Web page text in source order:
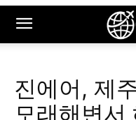
진에어, 제
모래해변서